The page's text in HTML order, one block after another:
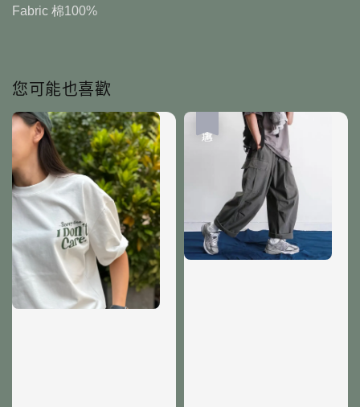
Fabric 棉100%
您可能也喜歡